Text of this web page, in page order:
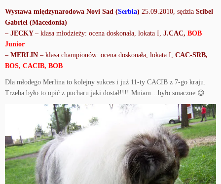
Wystawa międzynarodowa Novi Sad (Serbia) 25.09.2010, sędzia Stibel
Gabriel (Macedonia)
– JECKY – klasa młodzieży: ocena doskonała, lokata I, J.CAC, BOB
Junior
– MERLIN – klasa championów: ocena doskonała, lokata I, CAC-SRB,
BOS, CACIB, BOB
Dla młodego Merlina to kolejny sukces i już 11-ty CACIB z 7-go kraju.
Trzeba było to opić z pucharu jaki dostał!!!! Mniam…było smaczne 😉